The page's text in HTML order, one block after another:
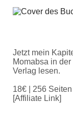
Jetzt mein
Momabsa in
Verlag lesen.
18€ | 256 Seiten
[Affiliate Link]